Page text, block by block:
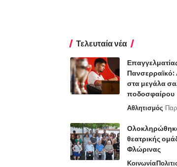
Τελευταία νέα
στα μεγάλα
ποδοσφαίρου
Αθλητισμός
θεατρικής
Φλώρινας
Κοινωνία